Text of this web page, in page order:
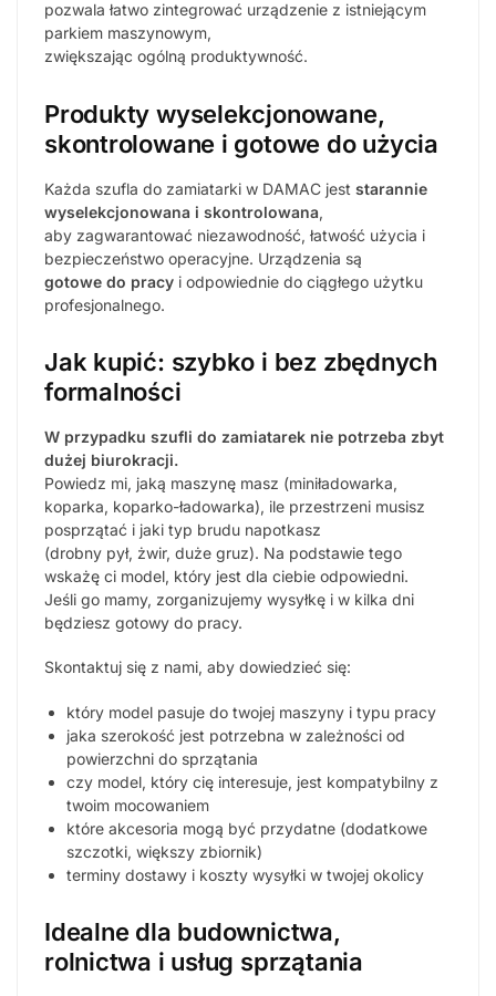
pozwala łatwo zintegrować urządzenie z istniejącym
parkiem maszynowym,
zwiększając ogólną produktywność.
Produkty wyselekcjonowane,
skontrolowane i gotowe do użycia
Każda szufla do zamiatarki w DAMAC jest starannie
wyselekcjonowana i skontrolowana,
aby zagwarantować niezawodność, łatwość użycia i
bezpieczeństwo operacyjne. Urządzenia są
gotowe do pracy i odpowiednie do ciągłego użytku
profesjonalnego.
Jak kupić: szybko i bez zbędnych
formalności
W przypadku szufli do zamiatarek nie potrzeba zbyt
dużej biurokracji.
Powiedz mi, jaką maszynę masz (miniładowarka,
koparka, koparko-ładowarka), ile przestrzeni musisz
posprzątać i jaki typ brudu napotkasz
(drobny pył, żwir, duże gruz). Na podstawie tego
wskażę ci model, który jest dla ciebie odpowiedni.
Jeśli go mamy, zorganizujemy wysyłkę i w kilka dni
będziesz gotowy do pracy.
Skontaktuj się z nami, aby dowiedzieć się:
który model pasuje do twojej maszyny i typu pracy
jaka szerokość jest potrzebna w zależności od
powierzchni do sprzątania
czy model, który cię interesuje, jest kompatybilny z
twoim mocowaniem
które akcesoria mogą być przydatne (dodatkowe
szczotki, większy zbiornik)
terminy dostawy i koszty wysyłki w twojej okolicy
Idealne dla budownictwa,
rolnictwa i usług sprzątania